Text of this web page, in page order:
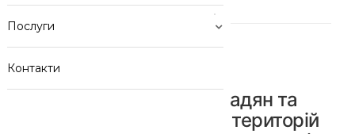
Рішення Кабміну: Громадян Та Бізнес ...
Рішення Кабміну: громадян та
бізнес з прифронтових територій
Послуги
Контакти